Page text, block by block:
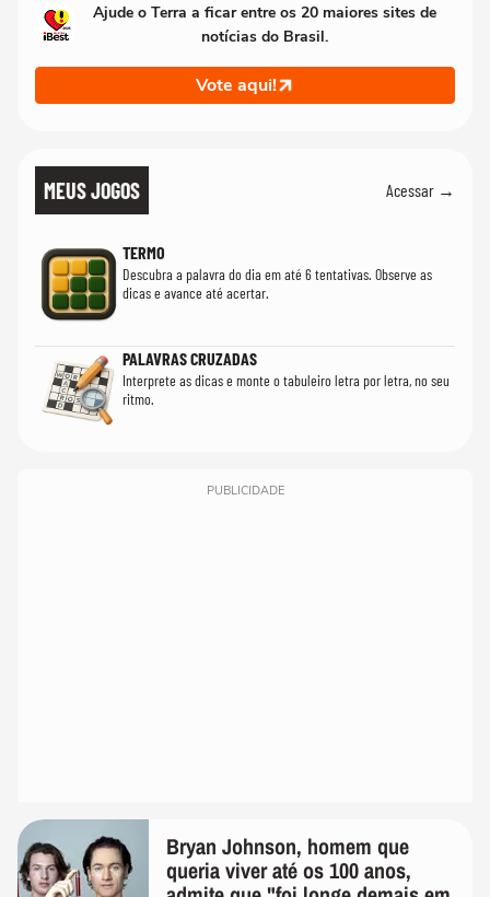
Ajude o Terra a ficar entre os 20 maiores sites de
notícias do Brasil.
Vote aqui!
MEUS JOGOS Acessar →
TERMO
Descubra a palavra do dia em até 6 tentativas. Observe as
dicas e avance até acertar.
PALAVRAS CRUZADAS
Interprete as dicas e monte o tabuleiro letra por letra, no seu
ritmo.
PUBLICIDADE
Bryan Johnson, homem que
queria viver até os 100 anos,